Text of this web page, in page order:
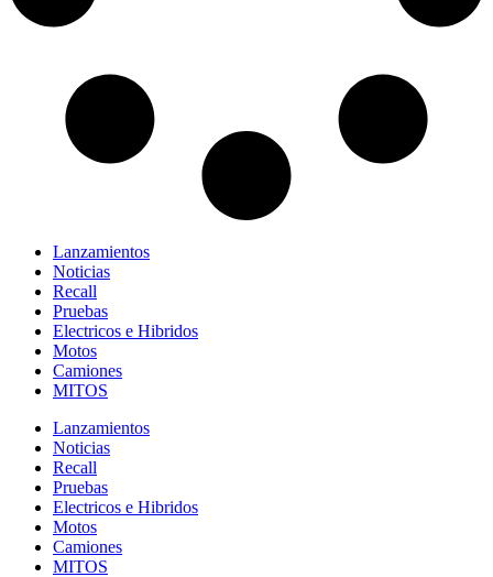
Lanzamientos
Noticias
Recall
Pruebas
Electricos e Hibridos
Motos
Camiones
MITOS
Lanzamientos
Noticias
Recall
Pruebas
Electricos e Hibridos
Motos
Camiones
MITOS